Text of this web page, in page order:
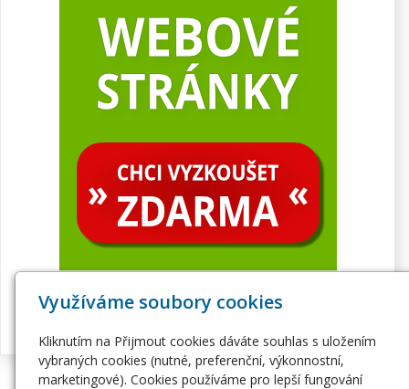
Využíváme soubory cookies
Kliknutím na Přijmout cookies dáváte souhlas s uložením
vybraných cookies (nutné, preferenční, výkonnostní,
marketingové). Cookies používáme pro lepší fungování